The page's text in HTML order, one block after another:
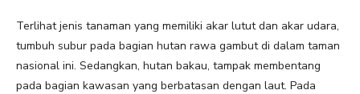
Terlihat jenis tanaman yang memiliki akar lutut dan akar udara,
tumbuh subur pada bagian hutan rawa gambut di dalam taman
nasional ini. Sedangkan, hutan bakau, tampak membentang
pada bagian kawasan yang berbatasan dengan laut. Pada